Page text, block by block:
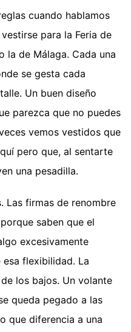
cuando hablamos
para la Feria de
la de Málaga. Cada una
se gesta cada
Un buen diseño
parezca que no puedes
vemos vestidos que
pero que, al sentarte
una pesadilla.
Las firmas de renombre
saben que el
excesivamente
flexibilidad. La
los bajos. Un volante
queda pegado a las
que diferencia a una